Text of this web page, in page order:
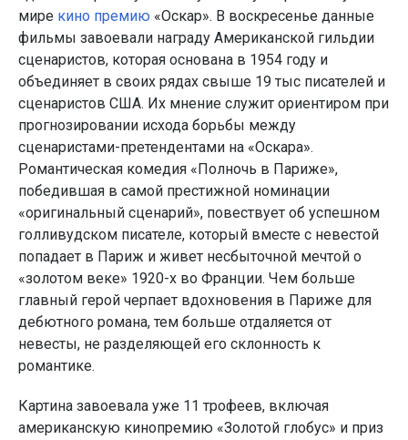
мире кино премию «Оскар». В воскресенье данные
фильмы завоевали награду Американской гильдии
сценаристов, которая основана в 1954 году и
объединяет в своих рядах свыше 19 тыс писателей и
сценаристов США. Их мнение служит ориентиром при
прогнозировании исхода борьбы между
сценаристами-претендентами на «Оскара».
Романтическая комедия «Полночь в Париже»,
победившая в самой престижной номинации
«оригинальный сценарий», повествует об успешном
голливудском писателе, который вместе с невестой
попадает в Париж и живет несбыточной мечтой о
«золотом веке» 1920-х во Франции. Чем больше
главный герой черпает вдохновения в Париже для
дебютного романа, тем больше отдаляется от
невесты, не разделяющей его склонность к
романтике.
Картина завоевала уже 11 трофеев, включая
американскую кинопремию «Золотой глобус» и приз